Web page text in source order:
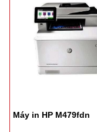
Máy in HP M479fdn